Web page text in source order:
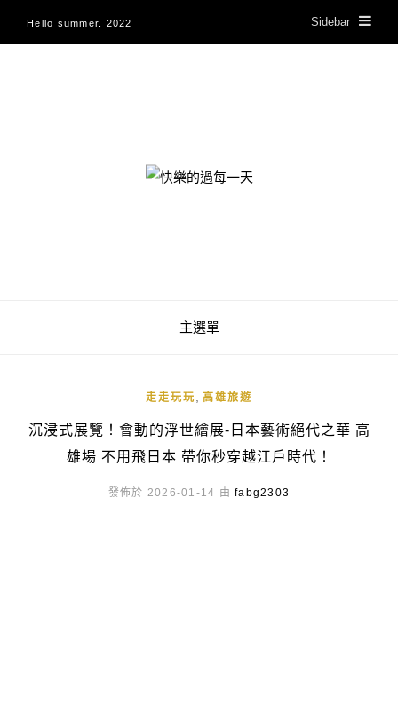
Hello summer. 2022 Sidebar
快樂的過每一天
主選單
走走玩玩 高雄旅遊
沉浸式展覽！會動的浮世繪展-日本藝術絕代之華 高
雄場 不用飛日本 帶你秒穿越江戶時代！
發佈於 2026-01-14 由fabg2303